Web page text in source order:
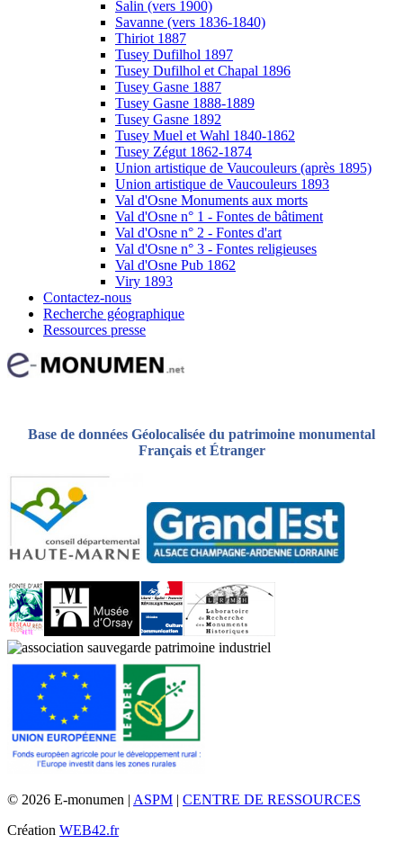
Salin (vers 1900)
Savanne (vers 1836-1840)
Thiriot 1887
Tusey Dufilhol 1897
Tusey Dufilhol et Chapal 1896
Tusey Gasne 1887
Tusey Gasne 1888-1889
Tusey Gasne 1892
Tusey Muel et Wahl 1840-1862
Tusey Zégut 1862-1874
Union artistique de Vaucouleurs (après 1895)
Union artistique de Vaucouleurs 1893
Val d'Osne Monuments aux morts
Val d'Osne n° 1 - Fontes de bâtiment
Val d'Osne n° 2 - Fontes d'art
Val d'Osne n° 3 - Fontes religieuses
Val d'Osne Pub 1862
Viry 1893
Contactez-nous
Recherche géographique
Ressources presse
Base de données Géolocalisée du patrimoine monumental
Français et Étranger
© 2026 E-monumen | ASPM | CENTRE DE RESSOURCES
Création WEB42.fr